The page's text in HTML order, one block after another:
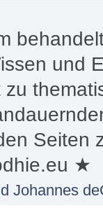
und
Seiten
★
Johannes